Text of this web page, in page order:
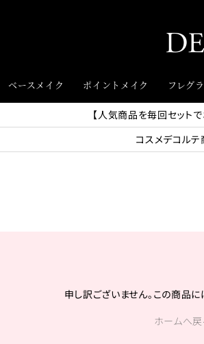
ベースメイク ポイントメイク フレグ
【人気商品を毎回セット
コスメデコル
申し訳ございません。この商品
ホームへ戻